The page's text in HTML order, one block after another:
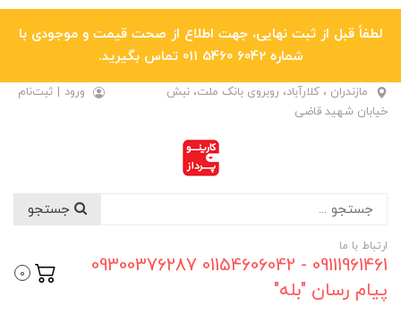
لطفاً قبل از ثبت نهایی، جهت اطلاع از صحت قیمت و موجودی با
شماره 6042 5460 011 تماس بگیرید.
مازندران ، کلارآباد، روبروی بانک ملت، نبش
خیابان شهید قاضی
ورود | ثبت‌نام
ارتباط با ما
09111961461 - 01154606042 09300376287
پیام رسان "بله"
0